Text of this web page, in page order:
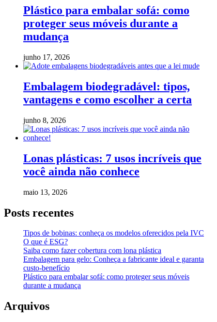
Plástico para embalar sofá: como
proteger seus móveis durante a
mudança
junho 17, 2026
Embalagem biodegradável: tipos,
vantagens e como escolher a certa
junho 8, 2026
Lonas plásticas: 7 usos incríveis que
você ainda não conhece
maio 13, 2026
Posts recentes
Tipos de bobinas: conheça os modelos oferecidos pela IVC
O que é ESG?
Saiba como fazer cobertura com lona plástica
Embalagem para gelo: Conheça a fabricante ideal e garanta
custo-benefício
Plástico para embalar sofá: como proteger seus móveis
durante a mudança
Arquivos